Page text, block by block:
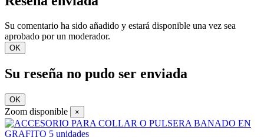
Su comentario ha sido añadido y estará disponible una vez sea
aprobado por un moderador.
OK
Su reseña no pudo ser enviada
OK
Zoom disponible ×